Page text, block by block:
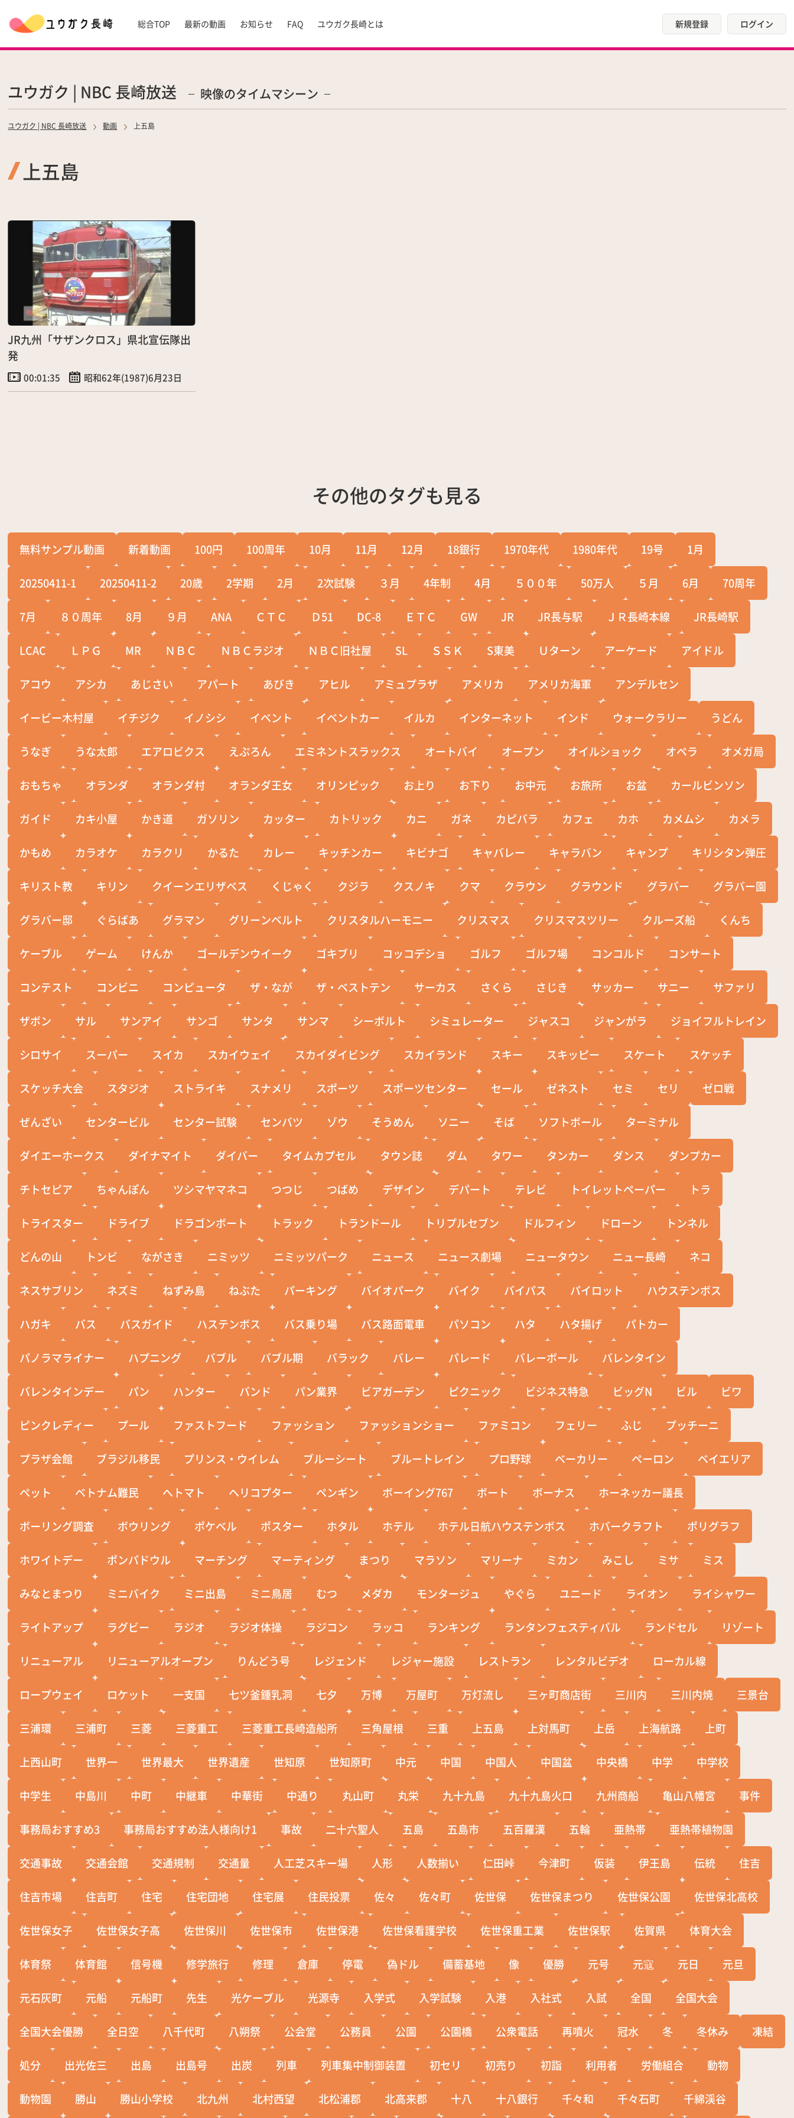
総合TOP 最新の動画 お知らせ FAQ ユウガク長崎とは 新規登録 ログイン
ユウガク | NBC 長崎放送 映像のタイムマシーン
ユウガク | NBC 長崎放送 動画 上五島
上五島
JR九州「サザンクロス」県北宣伝隊出
発
00:01:35 昭和62年(1987)6月23日
その他のタグも見る
無料サンプル動画 新着動画 100円 100周年 10月 11月 12月 18銀行 1970年代 1980年代 19号 1月
20250411-1 20250411-2 20歳 2学期 2月 2次試験 ３月 4年制 4月 ５００年 50万人 ５月 6月 70周年
7月 ８０周年 8月 ９月 ANA ＣＴＣ Ｄ51 DC-8 ＥＴＣ GW JR JR長与駅 ＪＲ長崎本線 JR長崎駅
LCAC ＬＰＧ MR ＮＢＣ ＮＢＣラジオ ＮＢＣ旧社屋 SL ＳＳＫ S東美 Ｕターン アーケード アイドル
アコウ アシカ あじさい アパート あびき アヒル アミュプラザ アメリカ アメリカ海軍 アンデルセン
イービー木村屋 イチジク イノシシ イベント イベントカー イルカ インターネット インド ウォークラリー うどん
うなぎ うな太郎 エアロビクス えぷろん エミネントスラックス オートバイ オープン オイルショック オペラ オメガ局
おもちゃ オランダ オランダ村 オランダ王女 オリンピック お上り お下り お中元 お旅所 お盆 カールビンソン
ガイド カキ小屋 かき道 ガソリン カッター カトリック カニ ガネ カピバラ カフェ カホ カメムシ カメラ
かもめ カラオケ カラクリ かるた カレー キッチンカー キビナゴ キャバレー キャラバン キャンプ キリシタン弾圧
キリスト教 キリン クイーンエリザベス くじゃく クジラ クスノキ クマ クラウン グラウンド グラバー グラバー園
グラバー邸 ぐらばあ グラマン グリーンベルト クリスタルハーモニー クリスマス クリスマスツリー クルーズ船 くんち
ケーブル ゲーム けんか ゴールデンウイーク ゴキブリ コッコデショ ゴルフ ゴルフ場 コンコルド コンサート
コンテスト コンビニ コンピュータ ザ・なが ザ・ベストテン サーカス さくら さじき サッカー サニー サファリ
ザボン サル サンアイ サンゴ サンタ サンマ シーボルト シミュレーター ジャスコ ジャンがラ ジョイフルトレイン
シロサイ スーパー スイカ スカイウェイ スカイダイビング スカイランド スキー スキッピー スケート スケッチ
スケッチ大会 スタジオ ストライキ スナメリ スポーツ スポーツセンター セール ゼネスト セミ セリ ゼロ戦
ぜんざい センタービル センター試験 センバツ ゾウ そうめん ソニー そば ソフトボール ターミナル
ダイエーホークス ダイナマイト ダイバー タイムカプセル タウン誌 ダム タワー タンカー ダンス ダンプカー
チトセピア ちゃんぽん ツシマヤマネコ つつじ つばめ デザイン デパート テレビ トイレットペーパー トラ
トライスター ドライブ ドラゴンボート トラック トランドール トリプルセブン ドルフィン ドローン トンネル
どんの山 トンビ ながさき ニミッツ ニミッツパーク ニュース ニュース劇場 ニュータウン ニュー長崎 ネコ
ネスサブリン ネズミ ねずみ島 ねぶた パーキング バイオパーク バイク バイパス パイロット ハウステンボス
ハガキ バス バスガイド ハステンボス バス乗り場 バス路面電車 パソコン ハタ ハタ揚げ パトカー
パノラマライナー ハプニング バブル バブル期 バラック バレー パレード バレーボール バレンタイン
バレンタインデー パン ハンター バンド パン業界 ビアガーデン ピクニック ビジネス特急 ビッグN ビル ビワ
ピンクレディー プール ファストフード ファッション ファッションショー ファミコン フェリー ふじ プッチーニ
プラザ会館 ブラジル移民 プリンス・ウイレム ブルーシート ブルートレイン プロ野球 ベーカリー ペーロン ベイエリア
ペット ベトナム難民 へトマト ヘリコプター ペンギン ボーイング767 ボート ボーナス ホーネッカー議長
ボーリング調査 ボウリング ポケベル ポスター ホタル ホテル ホテル日航ハウステンボス ホバークラフト ポリグラフ
ホワイトデー ポンパドウル マーチング マーティング まつり マラソン マリーナ ミカン みこし ミサ ミス
みなとまつり ミニバイク ミニ出島 ミニ鳥居 むつ メダカ モンタージュ やぐら ユニード ライオン ライシャワー
ライトアップ ラグビー ラジオ ラジオ体操 ラジコン ラッコ ランキング ランタンフェスティバル ランドセル リゾート
リニューアル リニューアルオープン りんどう号 レジェンド レジャー施設 レストラン レンタルビデオ ローカル線
ロープウェイ ロケット 一支国 七ツ釜鍾乳洞 七夕 万博 万屋町 万灯流し 三ヶ町商店街 三川内 三川内焼 三景台
三浦環 三浦町 三菱 三菱重工 三菱重工長崎造船所 三角屋根 三重 上五島 上対馬町 上岳 上海航路 上町
上西山町 世界一 世界最大 世界遺産 世知原 世知原町 中元 中国 中国人 中国盆 中央橋 中学 中学校
中学生 中島川 中町 中継車 中華街 中通り 丸山町 丸栄 九十九島 九十九島火口 九州商船 亀山八幡宮 事件
事務局おすすめ3 事務局おすすめ法人様向け1 事故 二十六聖人 五島 五島市 五百羅漢 五輪 亜熱帯 亜熱帯植物園
交通事故 交通会館 交通規制 交通量 人工芝スキー場 人形 人数揃い 仁田峠 今津町 仮装 伊王島 伝統 住吉
住吉市場 住吉町 住宅 住宅団地 住宅展 住民投票 佐々 佐々町 佐世保 佐世保まつり 佐世保公園 佐世保北高校
佐世保女子 佐世保女子高 佐世保川 佐世保市 佐世保港 佐世保看護学校 佐世保重工業 佐世保駅 佐賀県 体育大会
体育祭 体育館 信号機 修学旅行 修理 倉庫 停電 偽ドル 備蓄基地 像 優勝 元号 元寇 元日 元旦
元石灰町 元船 元船町 先生 光ケーブル 光源寺 入学式 入学試験 入港 入社式 入試 全国 全国大会
全国大会優勝 全日空 八千代町 八朔祭 公会堂 公務員 公園 公園橋 公衆電話 再噴火 冠水 冬 冬休み 凍結
処分 出光佐三 出島 出島号 出炭 列車 列車集中制御装置 初セリ 初売り 初詣 利用者 労働組合 動物
動物園 勝山 勝山小学校 北九州 北村西望 北松浦郡 北高来郡 十八 十八銀行 千々和 千々石町 千綿渓谷